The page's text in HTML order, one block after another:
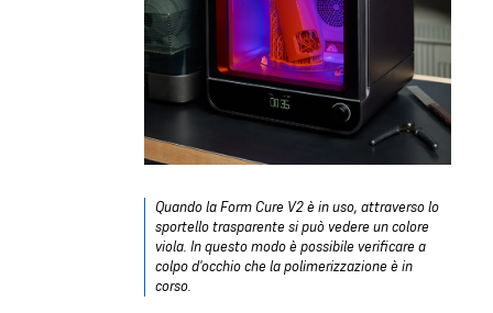
Quando la Form Cure V2 è in uso, attraverso lo
sportello trasparente si può vedere un colore
viola. In questo modo è possibile verificare a
colpo d'occhio che la polimerizzazione è in
corso.